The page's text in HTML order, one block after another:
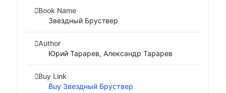
Book Name
Звездный Бруствер
Author
Юрий Тарарев, Александр Тарарев
Buy Link
Buy Звездный Бруствер